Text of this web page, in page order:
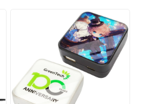
ニフォーム型の3種類です。
フォンタブ用のシ
ョルダーストラップ（紐タ
イプとチェーンタイプ）も
あり、調整が簡単な紐タイ
プは20色、高級感のあるチ
ェーンタイプは5種類と多彩
え、USB-ACアダプタの需要
は高まっています。ケイオ
ーのUSB-ACアダプタはコン
パクト設計なので、持ち運
びが便利！充電が切れそう
なときは、コンセントが使
用可能なカフェやコワーキ
ングスペースなどで慌てず